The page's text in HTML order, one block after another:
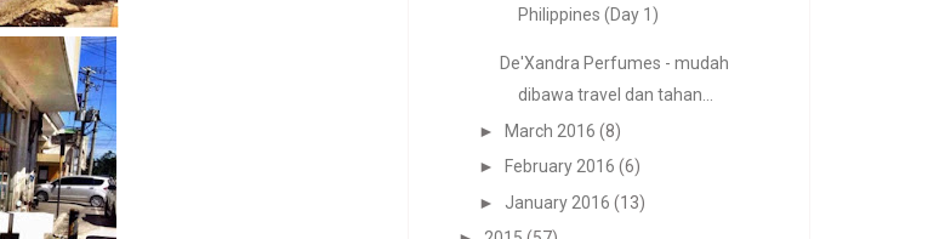
Philippines (Day 1)
De'Xandra Perfumes - mudah
dibawa travel dan tahan...
► March 2016 (8)
►
February 2016 (6)
► January 2016 (13)